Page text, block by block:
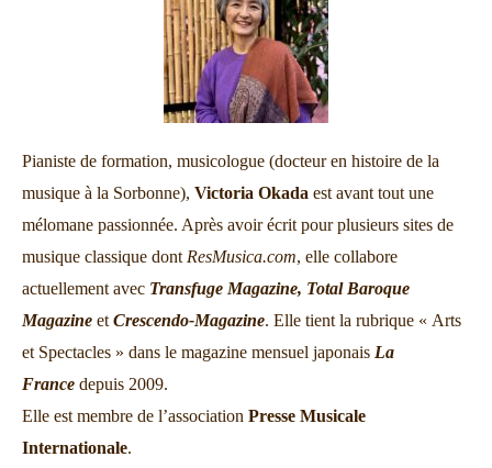
Pianiste de formation, musicologue (docteur en histoire de la
musique à la Sorbonne), Victoria Okada est avant tout une
mélomane passionnée. Après avoir écrit pour plusieurs sites de
musique classique dont ResMusica.com, elle collabore
actuellement avec Transfuge Magazine, Total Baroque
Magazine et Crescendo-Magazine. Elle tient la rubrique « Arts
et Spectacles » dans le magazine mensuel japonais La
France depuis 2009.
Elle est membre de l’association Presse Musicale
Internationale.